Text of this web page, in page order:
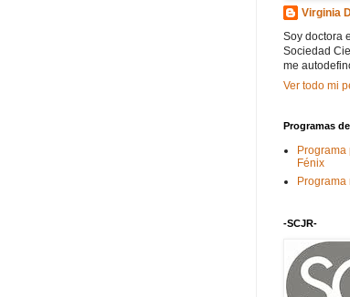
Virginia
Soy doctora
Sociedad
me
Ver todo mi
Programas
Programa
Fénix
Programa
-SCJR-